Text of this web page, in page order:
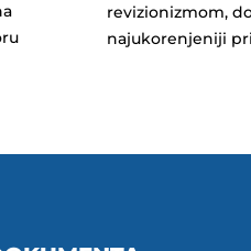
revizionizmom,
najukorenjeniji